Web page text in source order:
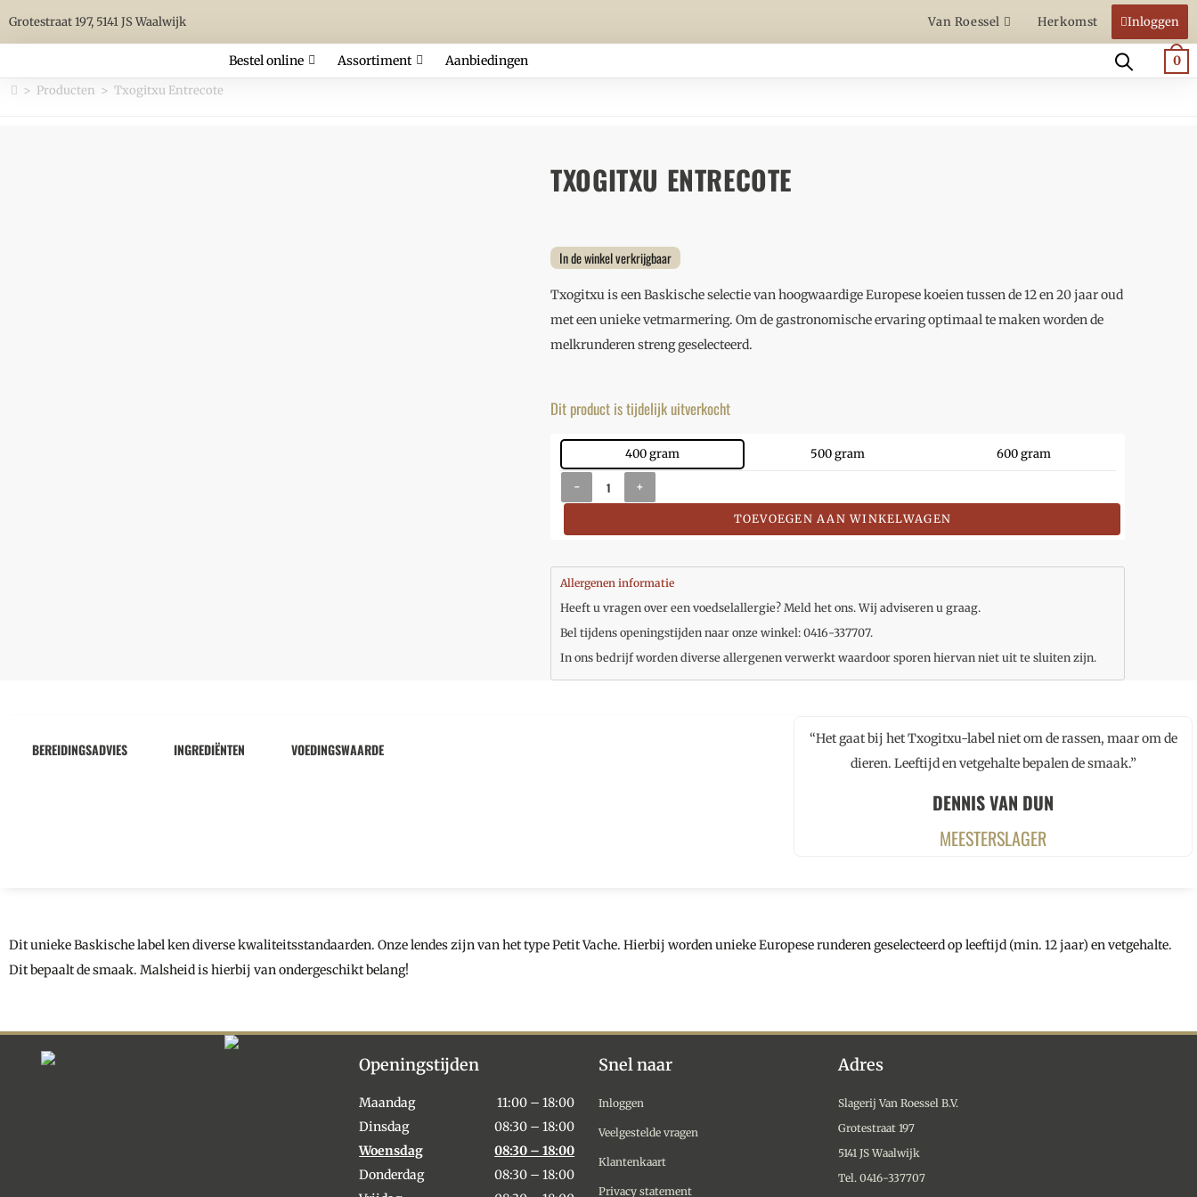
Grotestraat 197, 5141 JS Waalwijk Van Roessel Herkomst Inloggen
Bestel online Assortiment Aanbiedingen 0
> Producten > Txogitxu Entrecote
TXOGITXU ENTRECOTE
In de winkel verkrijgbaar
Txogitxu is een Baskische selectie van hoogwaardige Europese koeien tussen de 12 en 20 jaar oud
met een unieke vetmarmering. Om de gastronomische ervaring optimaal te maken worden de
melkrunderen streng geselecteerd.
Dit product is tijdelijk uitverkocht
400 gram 500 gram 600 gram
- +
TOEVOEGEN AAN WINKELWAGEN
Allergenen informatie
Heeft u vragen over een voedselallergie? Meld het ons. Wij adviseren u graag.
Bel tijdens openingstijden naar onze winkel: 0416-337707.
In ons bedrijf worden diverse allergenen verwerkt waardoor sporen hiervan niet uit te sluiten zijn.
BEREIDINGSADVIES INGREDIËNTEN VOEDINGSWAARDE
“Het gaat bij het Txogitxu-label niet om de rassen, maar om de
dieren. Leeftijd en vetgehalte bepalen de smaak.”
DENNIS VAN DUN
MEESTERSLAGER
Dit unieke Baskische label ken diverse kwaliteitsstandaarden. Onze lendes zijn van het type Petit Vache. Hierbij worden unieke Europese runderen geselecteerd op leeftijd (min. 12 jaar) en vetgehalte.
Dit bepaalt de smaak. Malsheid is hierbij van ondergeschikt belang!
Openingstijden
Maandag
11:00 – 18:00
Dinsdag
08:30 – 18:00
Woensdag
08:30 – 18:00
Donderdag
08:30 – 18:00
Snel naar
Inloggen
Veelgestelde vragen
Klantenkaart
Privacy statement
Adres
Slagerij Van Roessel B.V.
Grotestraat 197
5141 JS Waalwijk
Tel. 0416-337707